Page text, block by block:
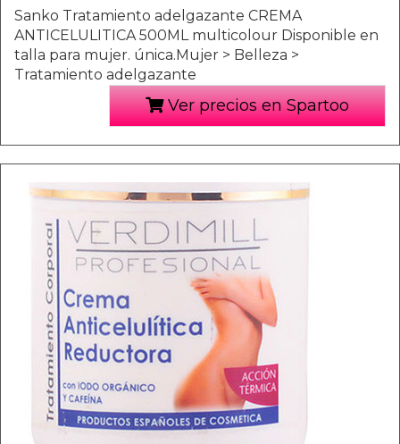
Sanko Tratamiento adelgazante CREMA
ANTICELULITICA 500ML multicolour Disponible en
talla para mujer. única.Mujer > Belleza >
Tratamiento adelgazante
Ver precios en Spartoo